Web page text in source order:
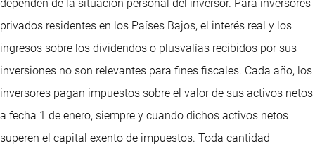
dependen de la situación personal del inversor. Para inversores
privados residentes en los Países Bajos, el interés real y los
ingresos sobre los dividendos o plusvalías recibidos por sus
inversiones no son relevantes para fines fiscales. Cada año, los
inversores pagan impuestos sobre el valor de sus activos netos
a fecha 1 de enero, siempre y cuando dichos activos netos
superen el capital exento de impuestos. Toda cantidad